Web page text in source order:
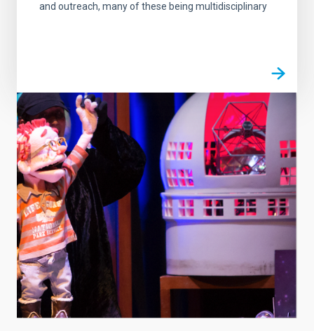
and outreach, many of these being multidisciplinary